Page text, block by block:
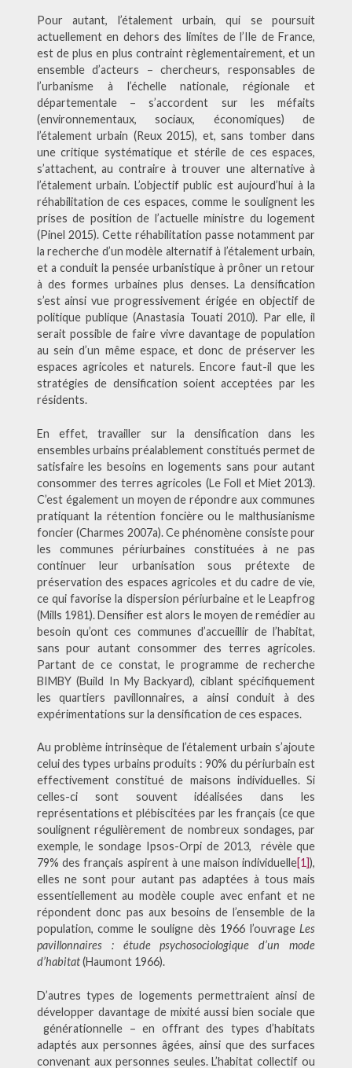
Pour autant, l’étalement urbain, qui se poursuit
actuellement en dehors des limites de l’Ile de France,
est de plus en plus contraint règlementairement, et un
ensemble d’acteurs – chercheurs, responsables de
l’urbanisme à l’échelle nationale, régionale et
départementale – s’accordent sur les méfaits
(environnementaux, sociaux, économiques) de
l’étalement urbain (Reux 2015), et, sans tomber dans
une critique systématique et stérile de ces espaces,
s’attachent, au contraire à trouver une alternative à
l’étalement urbain. L’objectif public est aujourd’hui à la
réhabilitation de ces espaces, comme le soulignent les
prises de position de l’actuelle ministre du logement
(Pinel 2015). Cette réhabilitation passe notamment par
la recherche d’un modèle alternatif à l’étalement urbain,
et a conduit la pensée urbanistique à prôner un retour
à des formes urbaines plus denses. La densification
s’est ainsi vue progressivement érigée en objectif de
politique publique (Anastasia Touati 2010). Par elle, il
serait possible de faire vivre davantage de population
au sein d’un même espace, et donc de préserver les
espaces agricoles et naturels. Encore faut-il que les
stratégies de densification soient acceptées par les
résidents.
En effet, travailler sur la densification dans les
ensembles urbains préalablement constitués permet de
satisfaire les besoins en logements sans pour autant
consommer des terres agricoles (Le Foll et Miet 2013).
C’est également un moyen de répondre aux communes
pratiquant la rétention foncière ou le malthusianisme
foncier (Charmes 2007a). Ce phénomène consiste pour
les communes périurbaines constituées à ne pas
continuer leur urbanisation sous prétexte de
préservation des espaces agricoles et du cadre de vie,
ce qui favorise la dispersion périurbaine et le Leapfrog
(Mills 1981). Densifier est alors le moyen de remédier au
besoin qu’ont ces communes d’accueillir de l’habitat,
sans pour autant consommer des terres agricoles.
Partant de ce constat, le programme de recherche
BIMBY (Build In My Backyard), ciblant spécifiquement
les quartiers pavillonnaires, a ainsi conduit à des
expérimentations sur la densification de ces espaces.
Au problème intrinsèque de l’étalement urbain s’ajoute
celui des types urbains produits : 90% du périurbain est
effectivement constitué de maisons individuelles. Si
celles-ci sont souvent idéalisées dans les
représentations et plébiscitées par les français (ce que
soulignent régulièrement de nombreux sondages, par
exemple, le sondage Ipsos-Orpi de 2013, révèle que
79% des français aspirent à une maison individuelle[1]),
elles ne sont pour autant pas adaptées à tous mais
essentiellement au modèle couple avec enfant et ne
répondent donc pas aux besoins de l’ensemble de la
population, comme le souligne dès 1966 l’ouvrage Les
pavillonnaires : étude psychosociologique d’un mode
d’habitat(Haumont 1966).
D’autres types de logements permettraient ainsi de
développer davantage de mixité aussi bien sociale que
générationnelle – en offrant des types d’habitats
adaptés aux personnes âgées, ainsi que des surfaces
convenant aux personnes seules. L’habitat collectif ou